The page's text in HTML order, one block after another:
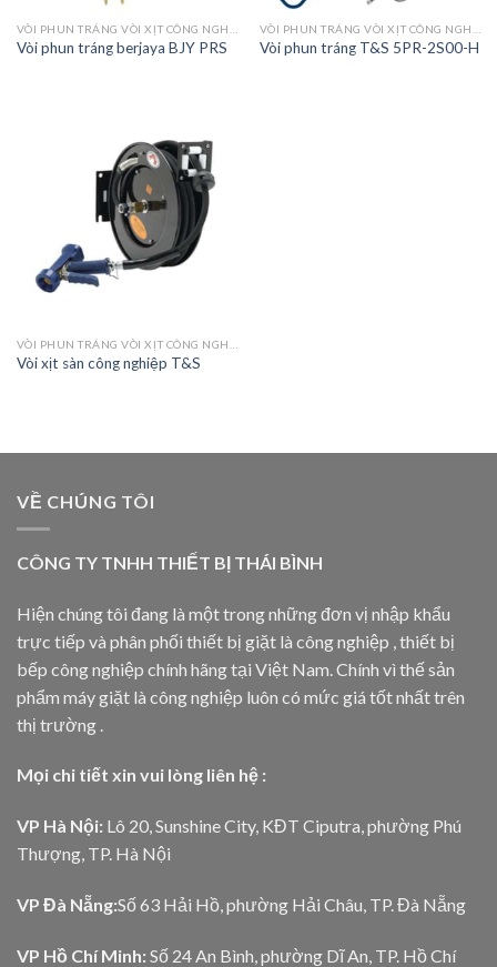
Vòi phun tráng berjaya BJY PRS Vòi phun tráng T&S 5PR-2S00-H
Vòi xịt sàn công nghiệp T&S
VỀ CHÚNG TÔI
CÔNG TY TNHH THIẾT BỊ THÁI BÌNH
Hiện chúng tôi đang là một trong những đơn vị nhập khẩu
trực tiếp và phân phối thiết bị giặt là công nghiệp , thiết bị
bếp công nghiệp chính hãng tại Việt Nam. Chính vì thế sản
phẩm máy giặt là công nghiệp luôn có mức giá tốt nhất trên
thị trường .
Mọi chi tiết xin vui lòng liên hệ :
VP Hà Nội: Lô 20, Sunshine City, KĐT Ciputra, phường Phú
Thượng, TP. Hà Nội
VP Đà Nẵng:Số 63 Hải Hồ, phường Hải Châu, TP. Đà Nẵng
VP Hồ Chí Minh: Số 24 An Bình, phường Dĩ An, TP. Hồ Chí